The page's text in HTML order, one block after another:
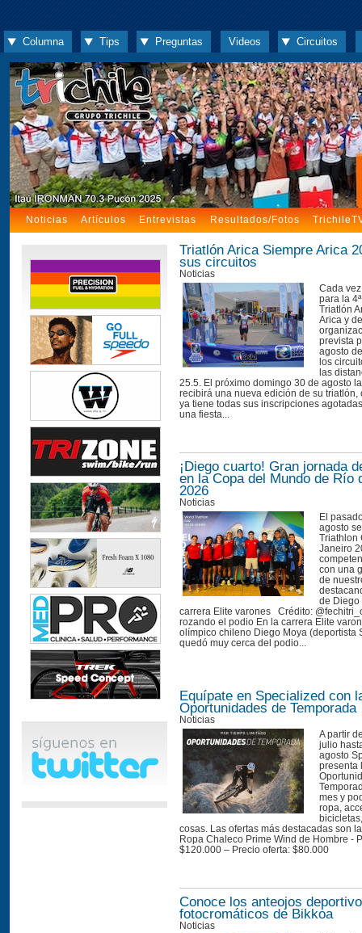
Columna Tips Preguntas Videos Circuitos
Noticias Artículos Entrevistas Resultados/Fotos
Triatlón Arica Siempre Arica
sus circuitos
Noticias
Cada
para la
Triatlón
Arica y
prevista
agosto
los
las
25.5. El próximo domingo 30 de agosto
recibirá una nueva edición de su triatlón,
ya tiene todas sus inscripciones
una fiesta...
¡Diego cuarto! Gran jornada
en la Copa del Mundo de Río
2026
Noticias
El
agosto
Triathlon
Janeiro
con una
de
de Diego
carrera Elite varones Crédito:
rozando el podio En la carrera Elite
olímpico chileno Diego Moya (deportista
quedó muy cerca del podio...
Equípate en Specialized con
Oportunidades de Temporada
Noticias
A partir
julio
agosto
presenta
mes y
ropa,
cosas. Las ofertas más destacadas son
Ropa Chaleco Prime Wind de Hombre -
$120.000 – Precio oferta: $80.000
Conoce los anteojos
fotocromáticos de Bikkoa
Noticias